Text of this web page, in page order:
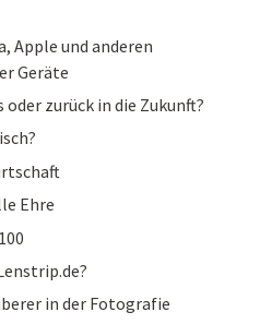
Apple und anderen
Geräte
zurück in die Zukunft?
Ehre
in der Fotografie